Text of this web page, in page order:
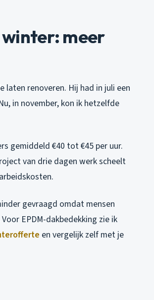
winter: meer
laten renoveren. Hij had in juli een
in november, kon ik hetzelfde
gemiddeld €40 tot €45 per uur.
van drie dagen werk scheelt
gevraagd omdat mensen
EPDM-dakbedekking zie ik
en vergelijk zelf met je